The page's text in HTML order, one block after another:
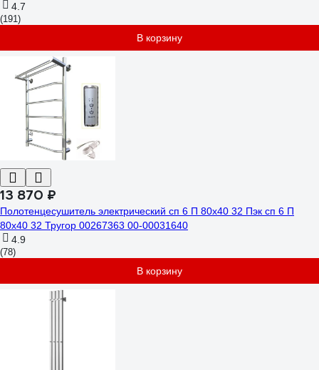
4.7
(191)
В корзину
13 870 ₽
Полотенцесушитель электрический сп 6 П 80х40 32 Пэк сп 6 П
80х40 32 Тругор 00267363 00-00031640
4.9
(78)
В корзину